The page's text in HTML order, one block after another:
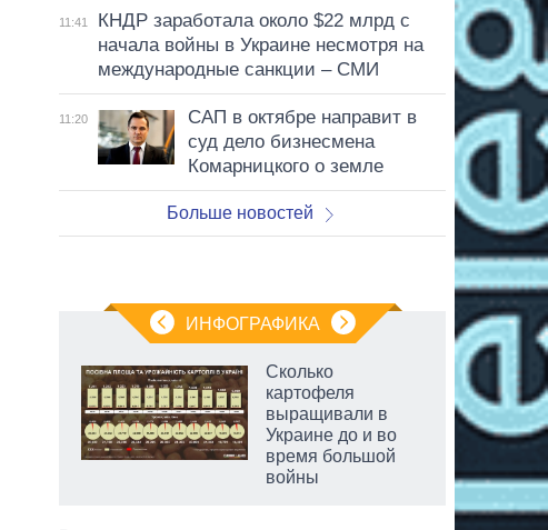
11:41
КНДР заработала около $22 млрд с
начала войны в Украине несмотря на
международные санкции – СМИ
11:20
САП в октябре направит в
суд дело бизнесмена
Комарницкого о земле
Больше новостей
ИНФОГРАФИКА
Сколько
картофеля
выращивали в
Украине до и во
время большой
войны